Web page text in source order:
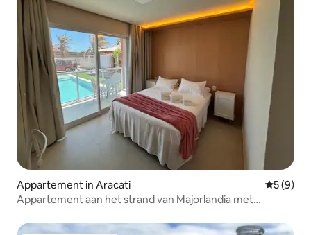
Appartement in Aracati
5 (9)
Appartement aan het strand van Majorlandia met